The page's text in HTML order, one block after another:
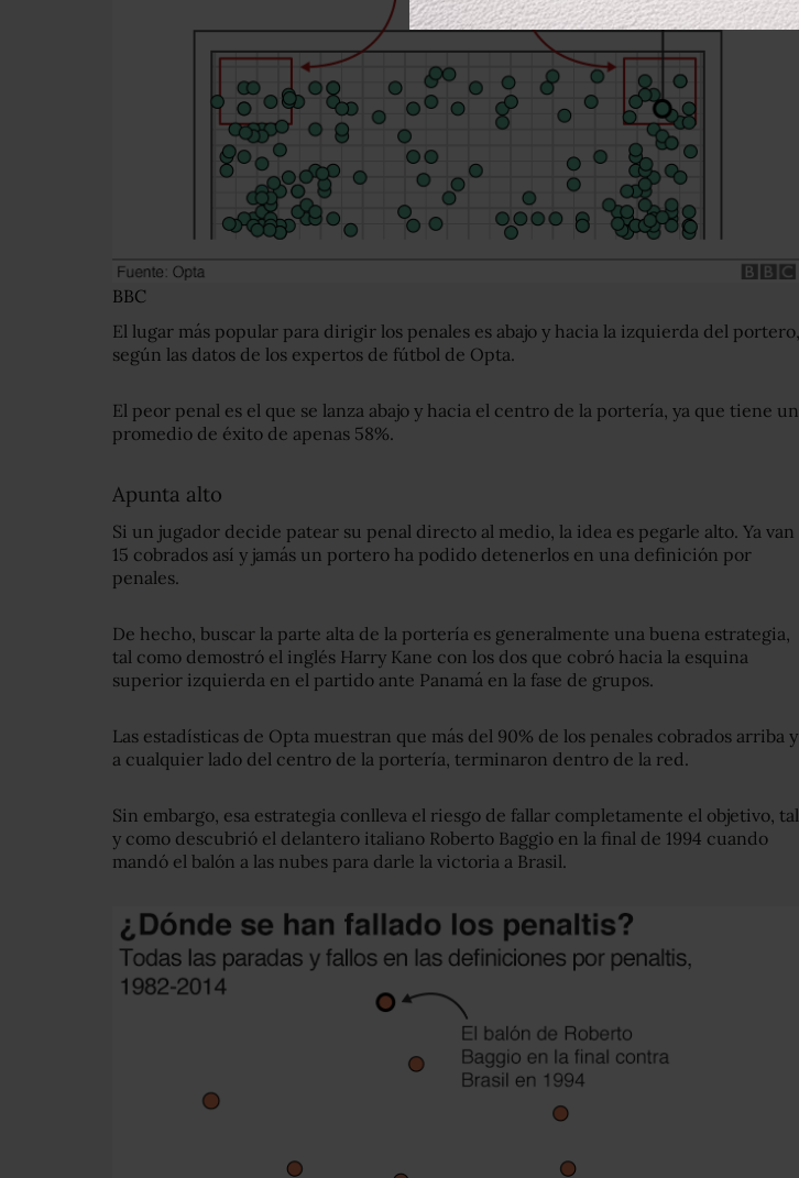
BBC
El lugar más popular para dirigir los penales es abajo y hacia la izquierda del portero,
según las datos de los expertos de fútbol de Opta.
El peor penal es el que se lanza abajo y hacia el centro de la portería, ya que tiene un
promedio de éxito de apenas 58%.
Apunta alto
Si un jugador decide patear su penal directo al medio, la idea es pegarle alto. Ya van
15 cobrados así y jamás un portero ha podido detenerlos en una definición por
penales.
De hecho, buscar la parte alta de la portería es generalmente una buena estrategia,
tal como demostró el inglés Harry Kane con los dos que cobró hacia la esquina
superior izquierda en el partido ante Panamá en la fase de grupos.
Las estadísticas de Opta muestran que más del 90% de los penales cobrados arriba y
a cualquier lado del centro de la portería, terminaron dentro de la red.
Sin embargo, esa estrategia conlleva el riesgo de fallar completamente el objetivo, tal
y como descubrió el delantero italiano Roberto Baggio en la final de 1994 cuando
mandó el balón a las nubes para darle la victoria a Brasil.